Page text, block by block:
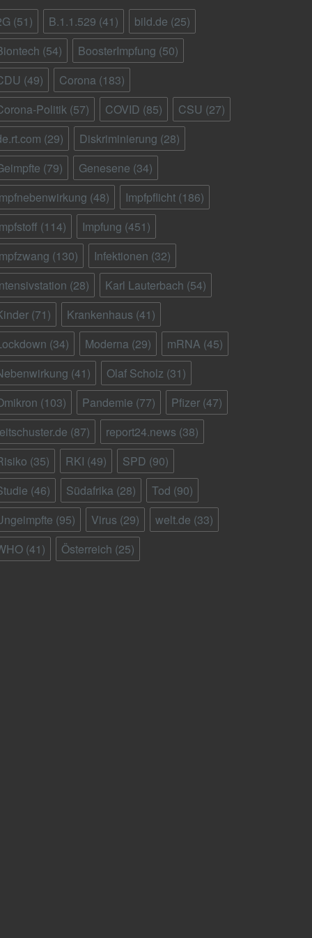
(51) B.1.1.529 (41) bild.de (25)
(54) BoosterImpfung (50)
(49) Corona (183)
Politik (57) COVID (85) CSU (27)
(29) Diskriminierung (28)
(79) Genesene (34)
(48) Impfpflicht (186)
(114) Impfung (451)
(130) Infektionen (32)
(28) Karl Lauterbach (54)
(71) Krankenhaus (41)
(34) Moderna (29) mRNA (45)
(41) Olaf Scholz (31)
(103) Pandemie (77) Pfizer (47)
(87) report24.news (38)
(35) RKI (49) SPD (90)
(46) Südafrika (28) Tod (90)
(95) Virus (29) welt.de (33)
(41) Österreich (25)